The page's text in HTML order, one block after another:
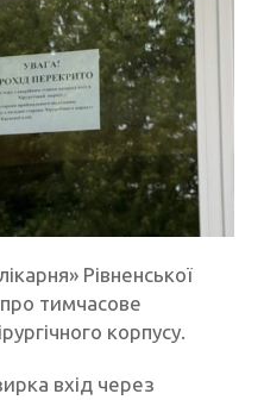
Рівненської
тимчасове
корпусу.
вхід через